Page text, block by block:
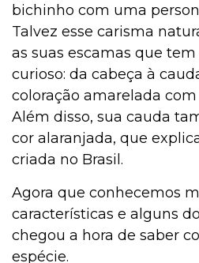
bichinho com uma
Talvez esse carisma
as suas escamas que
curioso: da cabeça à
coloração amarelada
Além disso, sua cauda
cor alaranjada, que
criada no Brasil.
Agora que conhecemos
características e alguns
chegou a hora de saber
espécie.